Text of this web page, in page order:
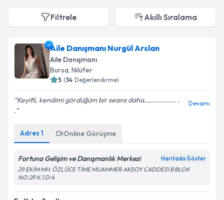
Filtrele Akıllı Sıralama
Aile Danışmanı Nurgül Arslan
Aile Danışmanı
Bursa, Nilüfer
5 (34 Değerlendirme)
Keyifli, kendimi gördüğüm bir seans daha………………. .
.
Devamı
Adres 1 Online Görüşme
Fortuna Gelişim ve Danışmanlık Merkezi Haritada Göster
29 EKİM MH. ÖZLÜCE TİME MUAMMER AKSOY CADDESİ B BLOK
NO:29 K:1 D:4